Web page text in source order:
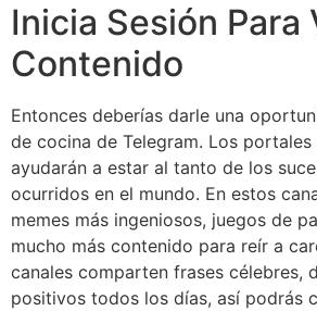
Inicia Sesión Para
Contenido
Entonces deberías darle una
de cocina de Telegram. Los
ayudarán a estar al tanto de los
ocurridos en el mundo. En estos
memes más ingeniosos, juegos de
mucho más contenido para reír a
canales comparten frases célebres,
positivos todos los días, así podrás